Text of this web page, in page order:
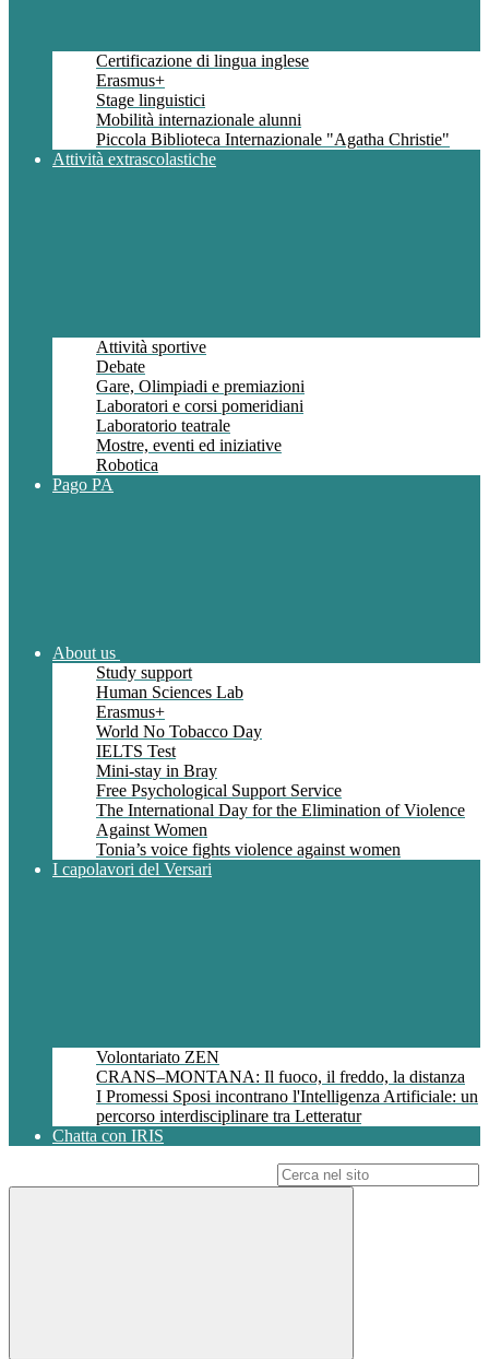
Certificazione di lingua inglese
Erasmus+
Stage linguistici
Mobilità internazionale alunni
Piccola Biblioteca Internazionale "Agatha Christie"
Attività extrascolastiche
Attività sportive
Debate
Gare, Olimpiadi e premiazioni
Laboratori e corsi pomeridiani
Laboratorio teatrale
Mostre, eventi ed iniziative
Robotica
Pago PA
About us
Study support
Human Sciences Lab
Erasmus+
World No Tobacco Day
IELTS Test
Mini-stay in Bray
Free Psychological Support Service
The International Day for the Elimination of Violence
Against Women
Tonia’s voice fights violence against women
I capolavori del Versari
Volontariato ZEN
CRANS–MONTANA: Il fuoco, il freddo, la distanza
I Promessi Sposi incontrano l'Intelligenza Artificiale: un
percorso interdisciplinare tra Letteratur
Chatta con IRIS